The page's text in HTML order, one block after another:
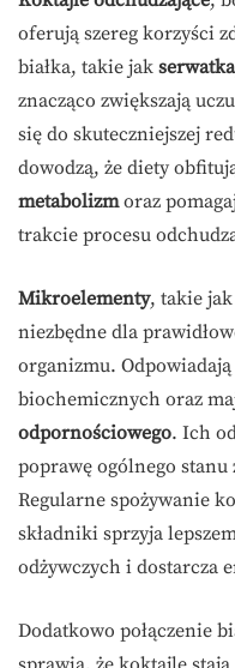
oferują szereg korzyści
białka, takie jak serwatka
znacząco zwiększają
się do skuteczniejszej
dowodzą, że diety
metabolizmoraz
trakcie procesu
Mikroelementy, takie jak
niezbędne dla
organizmu.
biochemicznych oraz
odpornościowego. Ich
poprawę ogólnego
Regularne spożywanie
składniki sprzyja
odżywczych i dostarcza
Dodatkowo połączenie